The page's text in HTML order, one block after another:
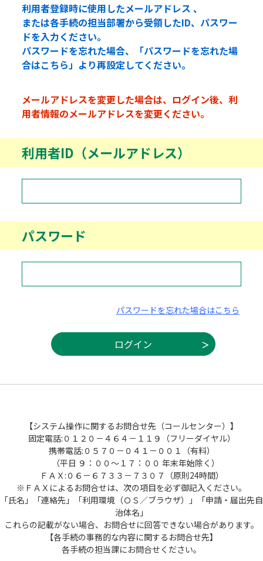
利用者登録時に使用したメールアドレス 、
または各手続の担当部署から受領したID、パスワー
ドを入力ください。
パスワードを忘れた場合、「パスワードを忘れた場
合はこちら」より再設定してください。
メールアドレスを変更した場合は、ログイン後、利
用者情報のメールアドレスを変更ください。
利用者ID（メールアドレス）
パスワード
パスワードを忘れた場合はこちら
【システム操作に関するお問合せ先（コールセンター）】
固定電話:０１２０－４６４－１１９（フリーダイヤル）
携帯電話:０５７０－０４１－００１（有料）
（平日 ９：００～１７：００ 年末年始除く）
ＦＡＸ:０６－６７３３－７３０７（原則24時間）
※ＦＡＸによるお問合せは、次の項目を必ず御記入ください。
「氏名」「連絡先」「利用環境（ＯＳ／ブラウザ）」「申請・届出先自
治体名」
これらの記載がない場合、お問合せに回答できない場合があります。
【各手続の事務的な内容に関するお問合せ先】
各手続の担当課にお問合せください。